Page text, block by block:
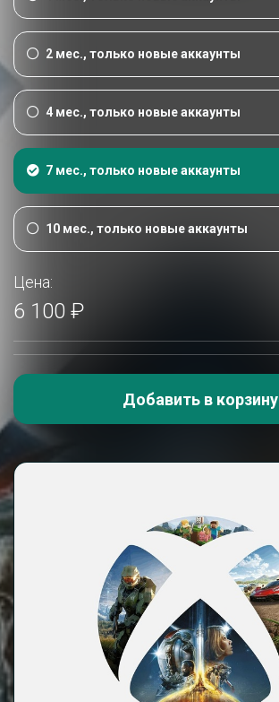
2 мес., только новые аккаунты
4 мес., только новые аккаунты
7 мес., только новые аккаунты
10 мес., только новые аккаунты
Цена:
6 100 ₽
Добавить в корзину